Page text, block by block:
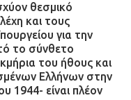
δώρισε όλους
2025 στο Θριάσιο
θεσμικό
και τους
για την
το σύνθετο
του ήθους και
Ελλήνων στην
1944- είναι πλέον